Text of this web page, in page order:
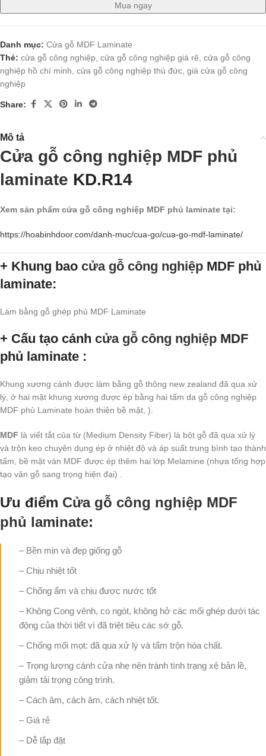
Mua ngay
Danh mục: Cửa gỗ MDF Laminate
Thẻ: cửa gỗ công nghiệp cửa gỗ công nghiệp giá rẽ cửa gỗ công
nghiệp hồ chí minh cửa gỗ công nghiệp thủ đức giá cửa gỗ công
nghiệp
Share:
Mô tả
Cửa gỗ công nghiệp MDF phủ
laminate KD.R14
Xem sản phẩm cửa gỗ công nghiệp MDF phủ laminate tại:
https://hoabinhdoor.com/danh-muc/cua-go/cua-go-mdf-laminate/
+ Khung bao cửa gỗ công nghiệp MDF phủ
laminate:
Làm bằng gỗ ghép phủ MDF Laminate
+ Cấu tạo cánh cửa gỗ công nghiệp MDF
phủ laminate :
Khung xương cánh được làm bằng gỗ thông new zealand đã qua xử
lý, ở hai mặt khung xương được ép bằng hai tấm da gỗ công nghiệp
MDF phủ Laminate hoàn thiện bề mặt, ).
MDF là viết tắt của từ (Medium Density Fiber) là bột gỗ đã qua xử lý
và trộn keo chuyên dụng ép ở nhiệt độ và áp suất trung bình tạo thành
tấm, bề mặt ván MDF được ép thêm hai lớp Melamine (nhựa tổng hợp
tạo vân gỗ sang trọng hiện đại) .
Ưu điểm Cửa gỗ công nghiệp MDF
phủ laminate:
– Bền mịn và đẹp giống gỗ
– Chịu nhiệt tốt
– Chống ẩm và chịu được nước tốt
– Không Cong vênh, co ngót, không hở các mối ghép dưới tác
động của thời tiết vì đã triệt tiêu các sớ gỗ.
– Chống mối mọt: đã qua xử lý và tẩm trộn hóa chất.
– Trọng lượng cánh cửa nhẹ nên tránh tình trạng xệ bản lề,
giảm tải trọng công trình.
– Cách âm, cách âm, cách nhiệt tốt.
– Giá rẻ
– Dễ lắp đặt